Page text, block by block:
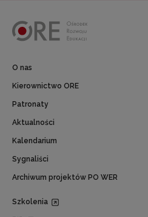
O nas
Kierownictwo ORE
Patronaty
Aktualności
Kalendarium
Sygnaliści
Archiwum projektów PO WER
Szkolenia